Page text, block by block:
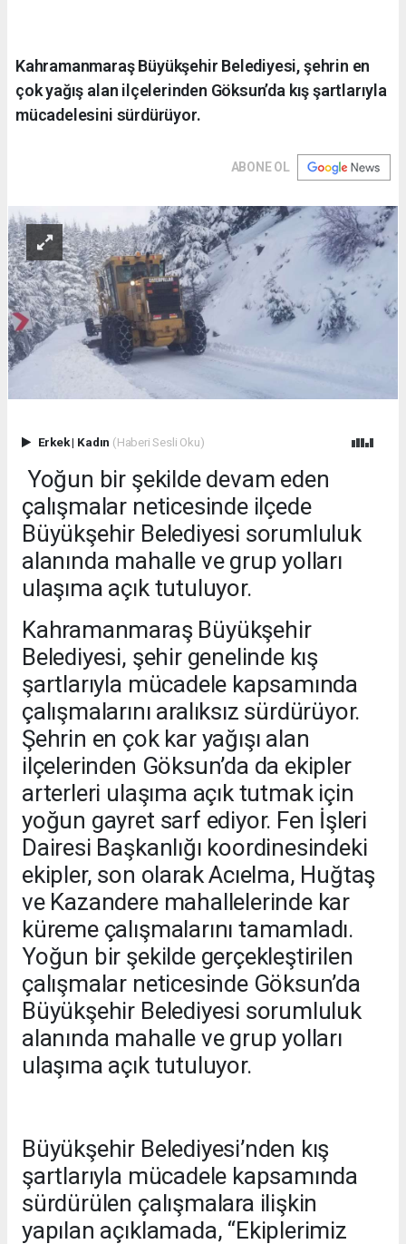
Kahramanmaraş Büyükşehir Belediyesi, şehrin en
çok yağış alan ilçelerinden Göksun’da kış şartlarıyla
mücadelesini sürdürüyor.
ABONE OL
Erkek| Kadın (Haberi Sesli Oku)
Yoğun bir şekilde devam eden
çalışmalar neticesinde ilçede
Büyükşehir Belediyesi sorumluluk
alanında mahalle ve grup yolları
ulaşıma açık tutuluyor.
Kahramanmaraş Büyükşehir
Belediyesi, şehir genelinde kış
şartlarıyla mücadele kapsamında
çalışmalarını aralıksız sürdürüyor.
Şehrin en çok kar yağışı alan
ilçelerinden Göksun’da da ekipler
arterleri ulaşıma açık tutmak için
yoğun gayret sarf ediyor. Fen İşleri
Dairesi Başkanlığı koordinesindeki
ekipler, son olarak Acıelma, Huğtaş
ve Kazandere mahallelerinde kar
küreme çalışmalarını tamamladı.
Yoğun bir şekilde gerçekleştirilen
çalışmalar neticesinde Göksun’da
Büyükşehir Belediyesi sorumluluk
alanında mahalle ve grup yolları
ulaşıma açık tutuluyor.
Büyükşehir Belediyesi’nden kış
şartlarıyla mücadele kapsamında
sürdürülen çalışmalara ilişkin
yapılan açıklamada, “Ekiplerimiz